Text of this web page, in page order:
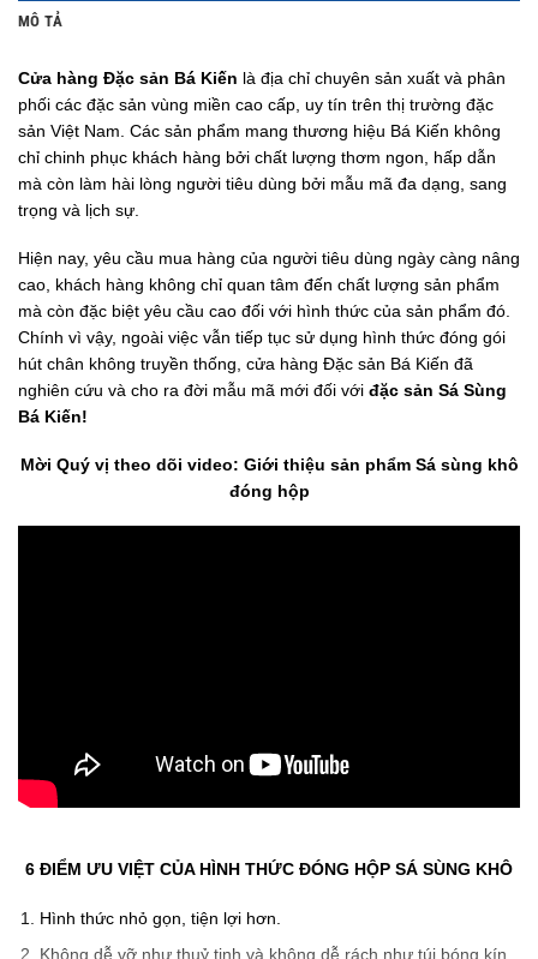
MÔ TẢ
Cửa hàng Đặc sản Bá Kiến là địa chỉ chuyên sản xuất và phân
phối các đặc sản vùng miền cao cấp, uy tín trên thị trường đặc
sản Việt Nam. Các sản phẩm mang thương hiệu Bá Kiến không
chỉ chinh phục khách hàng bởi chất lượng thơm ngon, hấp dẫn
mà còn làm hài lòng người tiêu dùng bởi mẫu mã đa dạng, sang
trọng và lịch sự.
Hiện nay, yêu cầu mua hàng của người tiêu dùng ngày càng nâng
cao, khách hàng không chỉ quan tâm đến chất lượng sản phẩm
mà còn đặc biệt yêu cầu cao đối với hình thức của sản phẩm đó.
Chính vì vậy, ngoài việc vẫn tiếp tục sử dụng hình thức đóng gói
hút chân không truyền thống, cửa hàng Đặc sản Bá Kiến đã
nghiên cứu và cho ra đời mẫu mã mới đối với đặc sản Sá Sùng
Bá Kiến!
Mời Quý vị theo dõi video: Giới thiệu sản phẩm Sá sùng khô
đóng hộp
6 ĐIỂM ƯU VIỆT CỦA HÌNH THỨC ĐÓNG HỘP SÁ SÙNG KHÔ
Hình thức nhỏ gọn, tiện lợi hơn.
Không dễ vỡ như thuỷ tinh và không dễ rách như túi bóng kín.